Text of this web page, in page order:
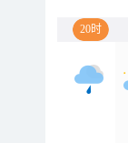
20时